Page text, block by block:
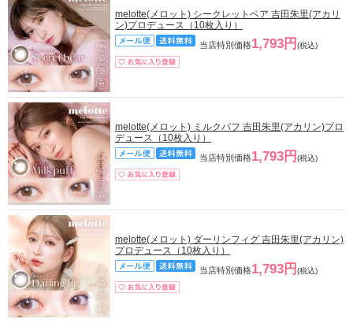
melotte(メロット) シークレットベア 吉田朱里(アカリ
ン)プロデュース（10枚入り）
当店特別価格1,793円 (税込)
melotte(メロット) ミルクパフ 吉田朱里(アカリン)プロ
デュース（10枚入り）
当店特別価格1,793円 (税込)
melotte(メロット) ダーリンフィグ 吉田朱里(アカリン)
プロデュース（10枚入り）
当店特別価格1,793円 (税込)